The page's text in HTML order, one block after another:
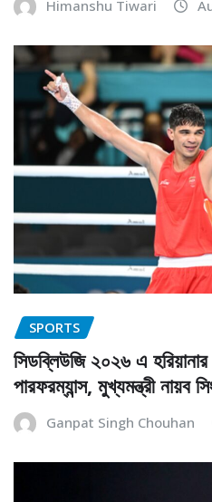
Himanshu Tiwari
SPORTS
সিডব্লিউজি ২০২৬ এ হরিয়ানার
পারফরম্যান্স, মুখ্যমন্ত্রী নায়ব
Ganpat Singh Chouhan